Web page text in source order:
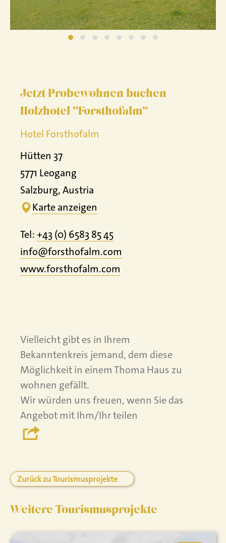
Aus Holz100 wurde das erste sieben-geschoßige Holzhotel mit
Jetzt Probewohnen buchen
Holzhotel "Forsthofalm"
Hotel Forsthofalm
Hütten 37
5771 Leogang
Salzburg, Austria
Karte anzeigen
Tel:+43 (0) 6583 85 45
info@forsthofalm.com
www.forsthofalm.com
Vielleicht gibt es in Ihrem
Bekanntenkreis jemand, dem diese
Möglichkeit in einem Thoma Haus zu
wohnen gefällt.
Wir würden uns freuen, wenn Sie das
Angebot mit Ihm/Ihr teilen
Zurück zu Tourismusprojekte
Weitere Tourismusprojekte